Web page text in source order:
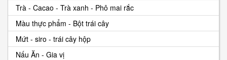
Trà - Cacao - Trà xanh - Phô mai rắc
Màu thực phẩm - Bột trái cây
Mứt - siro - trái cây hộp
Nấu Ăn - Gia vị